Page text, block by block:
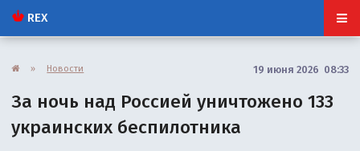
REX
» Новости 19 июня 2026 08:33
За ночь над Россией уничтожено 133
украинских беспилотника